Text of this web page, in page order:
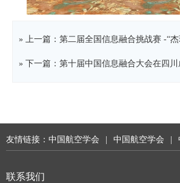
» 下一篇：第十届中国信息融合大会在四
友情链接： 中国航空学会 | 中国航空学会 |
联系我们